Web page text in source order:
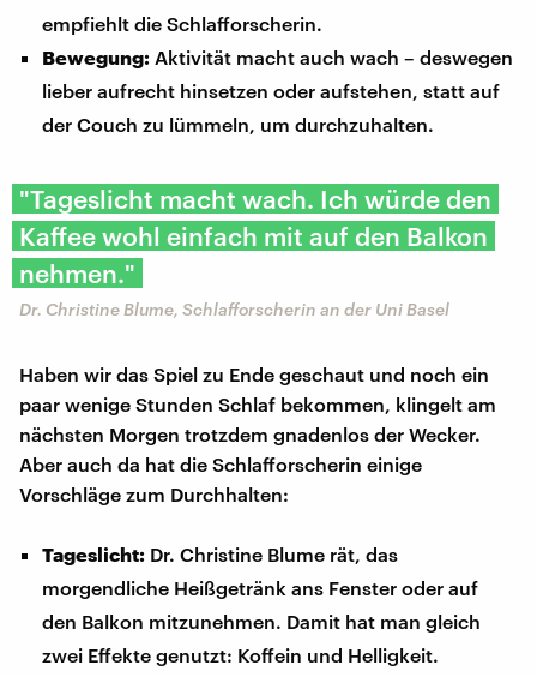
empfiehlt die Schlafforscherin.
Bewegung: Aktivität macht auch wach – deswegen
lieber aufrecht hinsetzen oder aufstehen, statt auf
der Couch zu lümmeln, um durchzuhalten.
"Tageslicht macht wach. Ich würde den
Kaffee wohl einfach mit auf den Balkon
nehmen."
Dr. Christine Blume, Schlafforscherin an der Uni Basel
Haben wir das Spiel zu Ende geschaut und noch ein
paar wenige Stunden Schlaf bekommen, klingelt am
nächsten Morgen trotzdem gnadenlos der Wecker.
Aber auch da hat die Schlafforscherin einige
Vorschläge zum Durchhalten:
Tageslicht: Dr. Christine Blume rät, das
morgendliche Heißgetränk ans Fenster oder auf
den Balkon mitzunehmen. Damit hat man gleich
zwei Effekte genutzt: Koffein und Helligkeit.